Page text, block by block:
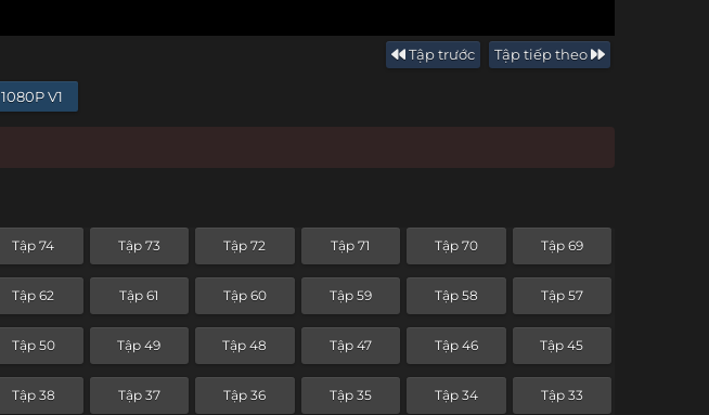
Tập trước Tập tiếp theo
1080P V1
Tập 74 Tập 73 Tập 72 Tập 71 Tập 70 Tập 69
Tập 62 Tập 61 Tập 60 Tập 59 Tập 58 Tập 57
Tập 50 Tập 49 Tập 48 Tập 47 Tập 46 Tập 45
Tập 38 Tập 37 Tập 36 Tập 35 Tập 34 Tập 33